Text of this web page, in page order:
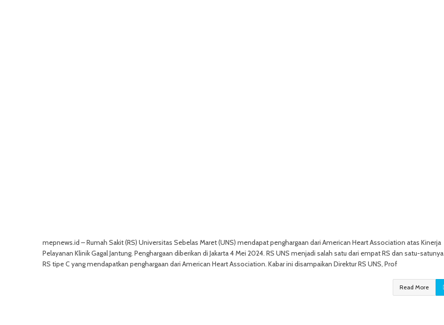
mepnews.id – Rumah Sakit (RS) Universitas Sebelas Maret (UNS) mendapat penghargaan dari American Heart Association atas Kinerja
Pelayanan Klinik Gagal Jantung. Penghargaan diberikan di Jakarta 4 Mei 2024. RS UNS menjadi salah satu dari empat RS dan satu-satunya
RS tipe C yang mendapatkan penghargaan dari American Heart Association. Kabar ini disampaikan Direktur RS UNS, Prof
Read More